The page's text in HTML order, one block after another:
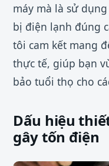
máy mà là sử
bị điện lạnh đúng
tôi cam kết mang
thực tế, giúp bạn
bảo tuổi thọ cho
Dấu hiệu
gây tốn điện